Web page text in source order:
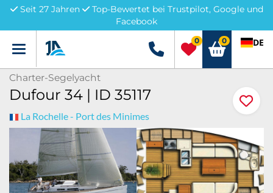
Seit 27 Jahren
Top-Bewertet bei Trustpilot, Google und
Facebook
Menü +49 5741 3222690
0 0 DE
Charter-Segelyacht
Dufour 34 | ID 35117
La Rochelle - Port des Minimes